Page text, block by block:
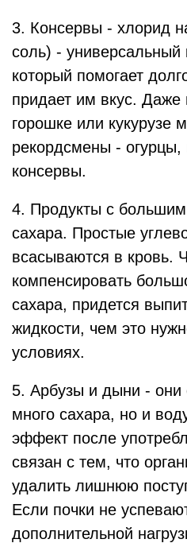
3. Консервы - хлорид
соль) - универсальный
который помогает
придает им вкус. Даже
горошке или кукурузе
рекордсмены -
консервы.
4. Продукты с
сахара. Простые
всасываются в кровь.
компенсировать
сахара, придется
жидкости, чем это
условиях.
5. Арбузы и дыни - они
много сахара, но и
эффект после
связан с тем, что
удалить лишнюю
Если почки не
дополнительной